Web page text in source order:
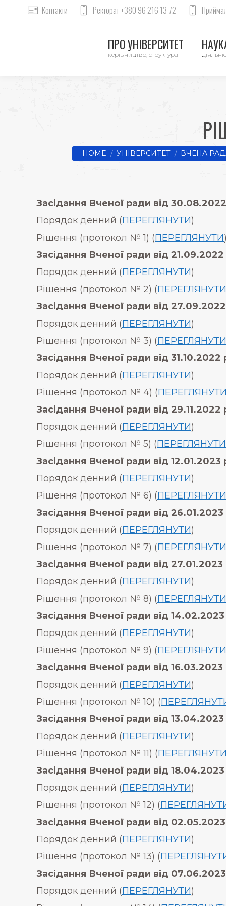
Контакти Ректорат +380 96 216 13 72
ПРО УНІВЕРСИТЕТ
керівництво, структура
You are here:
HOME УНІВЕРСИТЕТ ВЧЕНА
Засідання Вченої ради від
Порядок денний (ПЕРЕГЛЯНУТИ)
Рішення (протокол № 1) (ПЕРЕГЛЯНУТИ)
Засідання Вченої ради від 21.09.2022
Порядок денний (ПЕРЕГЛЯНУТИ)
Рішення (протокол № 2) (ПЕРЕГЛЯНУТИ
Засідання Вченої ради від
Порядок денний (ПЕРЕГЛЯНУТИ)
Рішення (протокол № 3) (ПЕРЕГЛЯНУТИ
Засідання Вченої ради від 31.10.2022
Порядок денний (ПЕРЕГЛЯНУТИ)
Рішення (протокол № 4) (ПЕРЕГЛЯНУТИ
Засідання Вченої ради від 29.11.2022
Порядок денний (ПЕРЕГЛЯНУТИ)
Рішення (протокол № 5) (ПЕРЕГЛЯНУТИ
Засідання Вченої ради від 12.01.2023
Порядок денний (ПЕРЕГЛЯНУТИ)
Рішення (протокол № 6) (ПЕРЕГЛЯНУТИ
Засідання Вченої ради від 26.01.2023
Порядок денний (ПЕРЕГЛЯНУТИ)
Рішення (протокол № 7) (ПЕРЕГЛЯНУТИ
Засідання Вченої ради від 27.01.2023
Порядок денний (ПЕРЕГЛЯНУТИ)
Рішення (протокол № 8) (ПЕРЕГЛЯНУТИ
Засідання Вченої ради від 14.02.2023
Порядок денний (ПЕРЕГЛЯНУТИ)
Рішення (протокол № 9) (ПЕРЕГЛЯНУТИ
Засідання Вченої ради від 16.03.2023
Порядок денний (ПЕРЕГЛЯНУТИ)
Рішення (протокол № 10) (
Засідання Вченої ради від 13.04.2023
Порядок денний (ПЕРЕГЛЯНУТИ)
Рішення (протокол № 11) (ПЕРЕГЛЯНУТИ
Засідання Вченої ради від 18.04.2023
Порядок денний (ПЕРЕГЛЯНУТИ)
Рішення (протокол № 12) (
Засідання Вченої ради від
Порядок денний (ПЕРЕГЛЯНУТИ)
Рішення (протокол № 13) (
Засідання Вченої ради від
Порядок денний (ПЕРЕГЛЯНУТИ)